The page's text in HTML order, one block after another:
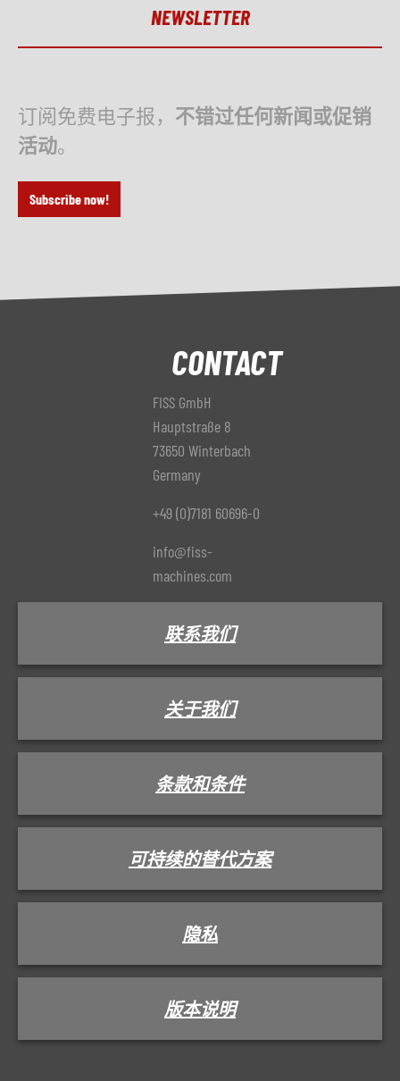
NEWSLETTER
订阅免费电子报， 不错过任何新闻或促销
活动。
Subscribe now!
CONTACT
FISS GmbH
Hauptstraße 8
73650 Winterbach
Germany
+49 (0)7181 60696-0
info@fiss-
machines.com
联系我们
关于我们
条款和条件
可持续的替代方案
隐私
版本说明